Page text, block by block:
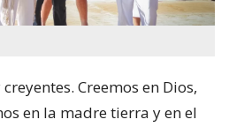
Creemos en Dios,
en la madre tierra y en el